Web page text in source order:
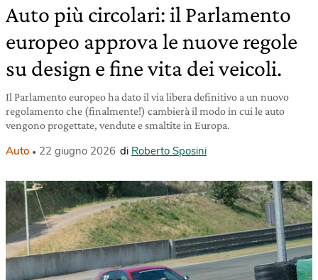
Auto più circolari: il Parlamento
europeo approva le nuove regole
su design e fine vita dei veicoli.
Il Parlamento europeo ha dato il via libera definitivo a un nuovo
regolamento che (finalmente!) cambierà il modo in cui le auto
vengono progettate, vendute e smaltite in Europa.
Auto 22 giugno 2026 di Roberto Sposini